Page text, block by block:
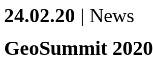
24.02.20 | News
GeoSummit 2020